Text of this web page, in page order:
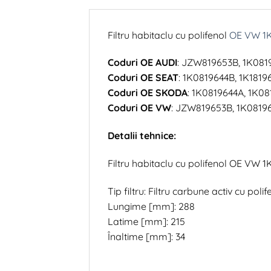
Filtru habitaclu cu polifenol OE VW
Coduri OE AUDI: JZW819653B,
Coduri OE SEAT: 1K0819644B,
Coduri OE SKODA: 1K0819644A,
Coduri OE VW: JZW819653B,
Detalii tehnice:
Filtru habitaclu cu polifenol OE VW
Tip filtru: Filtru carbune activ cu
Lungime [mm]: 288
Latime [mm]: 215
Înaltime [mm]: 34